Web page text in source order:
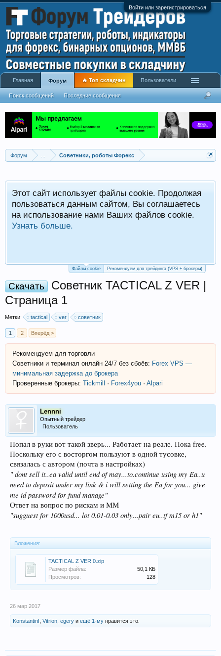
Войти или зарегистрироваться
Форум Советники, роботы Форекс
Этот сайт использует файлы cookie. Продолжая
пользоваться данным сайтом, Вы соглашаетесь
на использование нами Ваших файлов cookie.
Узнать больше.
Файлы cookie Рекомендуем для трейдинга (VPS + брокеры)
Скачать
Советник TACTICAL Z VER |
Страница 1
Метки: tactical ver советник
1 2 Вперёд >
Рекомендуем для торговли
Советники и терминал онлайн 24/7 без сбоёв: Forex VPS —
минимальная задержка до брокера
Проверенные брокеры: Tickmill · Forex4you · Alpari
Lennni
Опытный трейдер
Пользователь
Попал в руки вот такой зверь... Работает на реале. Пока free.
Поскольку его с восторгом пользуют в одной тусовке,
связалась с автором (почта в настройках)
" dont sell it..ea valid until end of may...to.continue using my Ea..u
need to deposit under my link & i will setting the Ea for you... give
me id password for fund manage"
Ответ на вопрос по рискам и ММ
"sugguest for 1000usd... lot 0.01-0.03 only...pair eu..tf m15 or h1"
Вложения:
TACTICAL Z VER 0.zip
Размер файла:
50,1 КБ
Просмотров:
128
26 мар 2017
KonstantinI Vitrion egery и ещё 1-му нравится это.
Главная Форум
Поиск сообщений Последние сообщения
🔥 Топ складчин Пользователи